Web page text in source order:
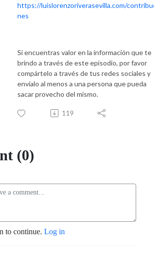
https://luislorenzoriverasevilla.com/
nes
Si encuentras valor en la información que te
brindo a través de este episodio, por favor
compártelo a través de tus redes sociales y
envíalo al menos a una persona que pueda
sacar provecho del mismo.
119
(0)
to continue. Log in